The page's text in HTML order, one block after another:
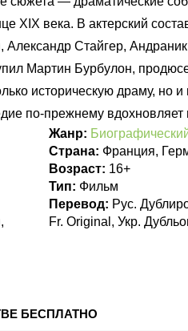
XIX века. В актерский
Стайгер,
Мартин Бурбулон,
историческую драму, но и
по-прежнему
Жанр:
Страна: Франция,
Возраст: 16+
Тип: Фильм
Перевод: Рус.
Fr. Original, Укр.
БЕСПЛАТНО